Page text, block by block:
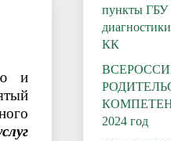
и
пункты ГБУ
КК
2024 год